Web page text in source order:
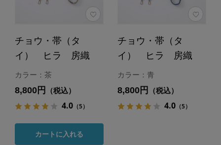
チョウ・帯（タ
イ） ヒラ 房織
カラー：茶
8,800円 （税込）
4.0（5）
カートに入れる
チョウ・帯（タ
イ） ヒラ 房織
カラー：青
8,800円 （税込）
4.0（5）